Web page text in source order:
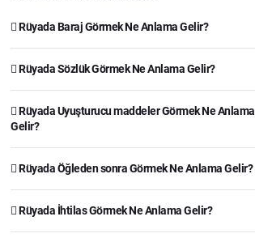
Rüyada Baraj Görmek Ne Anlama Gelir?
Rüyada Sözlük Görmek Ne Anlama Gelir?
Rüyada Uyuşturucu maddeler Görmek Ne Anlama
Gelir?
Rüyada Öğleden sonra Görmek Ne Anlama Gelir?
Rüyada İhtilas Görmek Ne Anlama Gelir?